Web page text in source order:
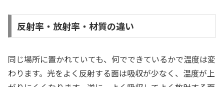
反射率・放射率・材質の違い
同じ場所に置かれていても、何でできているかで温度は変
わります。光をよく反射する面は吸収が少なく、温度が上